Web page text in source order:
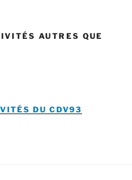
AUTRES QUE
DU CDV93